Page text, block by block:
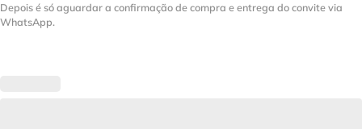
Depois é só aguardar a confirmação de compra e entrega do convite via
WhatsApp.